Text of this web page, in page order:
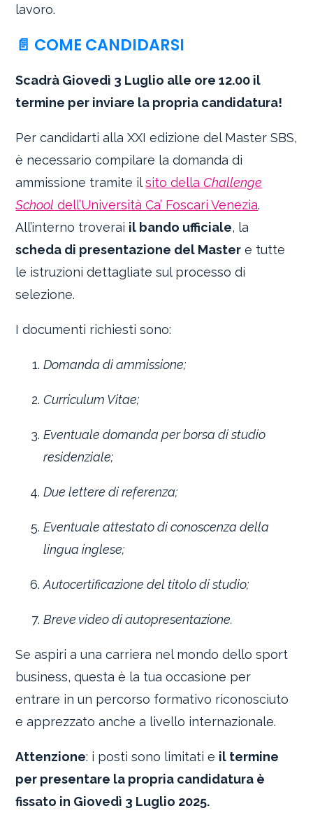
lavoro.
📄 COME CANDIDARSI
Scadrà Giovedì 3 Luglio alle ore 12.00 il
termine per inviare la propria candidatura!
Per candidarti alla XXI edizione del Master SBS,
è necessario compilare la domanda di
ammissione tramite ilsito dellaChallenge
School dell’Università Ca’ Foscari Venezia.
All’interno troverai il bando ufficiale, la
scheda di presentazione del Master e tutte
le istruzioni dettagliate sul processo di
selezione.
I documenti richiesti sono:
Domanda di ammissione;
Curriculum Vitae;
Eventuale domanda per borsa di studio
residenziale;
Due lettere di referenza;
Eventuale attestato di conoscenza della
lingua inglese;
Autocertificazione del titolo di studio;
Breve video di autopresentazione.
Se aspiri a una carriera nel mondo dello sport
business, questa è la tua occasione per
entrare in un percorso formativo riconosciuto
e apprezzato anche a livello internazionale.
Attenzione: i posti sono limitati e il termine
per presentare la propria candidatura è
fissato in Giovedì 3 Luglio 2025.